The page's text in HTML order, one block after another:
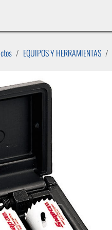
EQUIPOS Y HERRAMIENTAS